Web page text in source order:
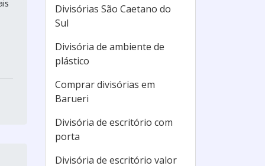
Divisórias São Caetano do
Sul
Divisória de ambiente de
plástico
Comprar divisórias em
Barueri
Divisória de escritório com
porta
Divisória de escritório valor